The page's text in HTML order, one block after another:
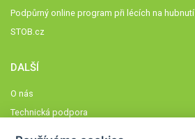
Podpůrný online program při lécích na hubnutí
STOB.cz
DALŠÍ
O nás
Technická podpora